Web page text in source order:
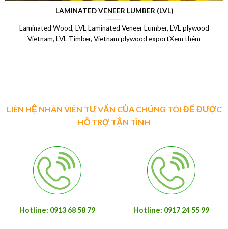
LAMINATED VENEER LUMBER (LVL)
Laminated Wood, LVL Laminated Veneer Lumber, LVL plywood
Vietnam, LVL Timber, Vietnam plywood exportXem thêm
LIÊN HỆ NHÂN VIÊN TƯ VẤN CỦA CHÚNG TÔI ĐỂ ĐƯỢC
HỖ TRỢ TẬN TÌNH
Hotline: 0913 68 58 79 Hotline: 0917 24 55 99